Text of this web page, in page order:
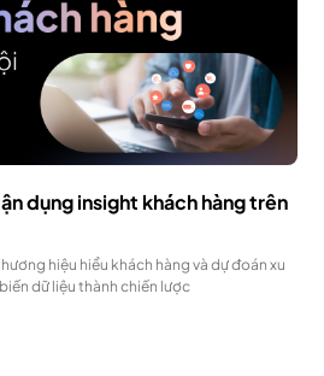
dụng insight khách hàng trên
hiệu hiểu khách hàng và dự đoán xu
dữ liệu thành chiến lược